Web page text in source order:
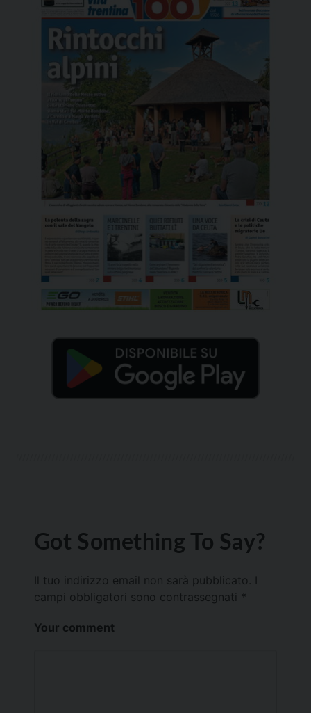
Got Something To Say?
Il tuo indirizzo email non sarà pubblicato.
campi obbligatori sono contrassegnati *
Your comment